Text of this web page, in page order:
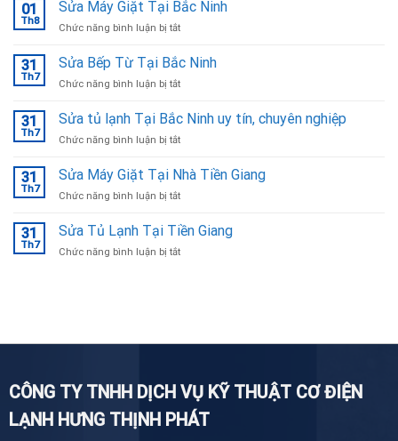
01
Th8
Sửa Máy Giặt Tại Bắc Ninh
Chức năng bình luận bị tắtở
Máy
Tại
Ninh
31
Th7
Sửa Bếp Từ Tại Bắc Ninh
Chức năng bình luận bị tắtở
Bếp
Tại
Ninh
31
Th7
Sửa tủ lạnh Tại Bắc Ninh uy tín, chuyên nghiệp
Chức năng bình luận bị tắtở
tủ
Tại
Ninh
31
Th7
Sửa Máy Giặt Tại Nhà Tiền Giang
Chức năng bình luận bị tắtở
Máy
Giặt
Tại
31
Th7
Sửa Tủ Lạnh Tại Tiền Giang
Chức năng bình luận bị tắtở
Giang
CÔNG TY TNHH DỊCH VỤ KỸ THUẬT CƠ ĐIỆN
LẠNH HƯNG THỊNH PHÁT